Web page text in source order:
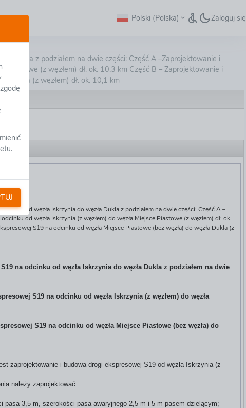
Polski (Polska) Zaloguj się
Dukla z podziałem na dwie części: Część A –Zaprojektowanie i
(z węzłem) dł. ok. 10,3 km Część B – Zaprojektowanie i
Dukla (z węzłem) dł. ok. 10,1 km
S19 na odcinku od węzła Iskrzynia do
od węzła Iskrzynia do węzła Dukla z podziałem na dwie części: Część A –
od węzła Iskrzynia (z węzłem) do węzła Miejsce Piastowe (z węzłem) dł. ok.
na odcinku od węzła Iskrzynia do węzła Dukla z podziałem na dwie
S19 na odcinku od węzła Iskrzynia (z węzłem) do węzła
S19 na odcinku od węzła Miejsce Piastowe (bez węzła) do
zaprojektowanie i budowa drogi ekspresowej S19 od węzła Iskrzynia (z
należy zaprojektować
pasa 3,5 m, szerokości pasa awaryjnego 2,5 m i 5 m pasem dzielącym;